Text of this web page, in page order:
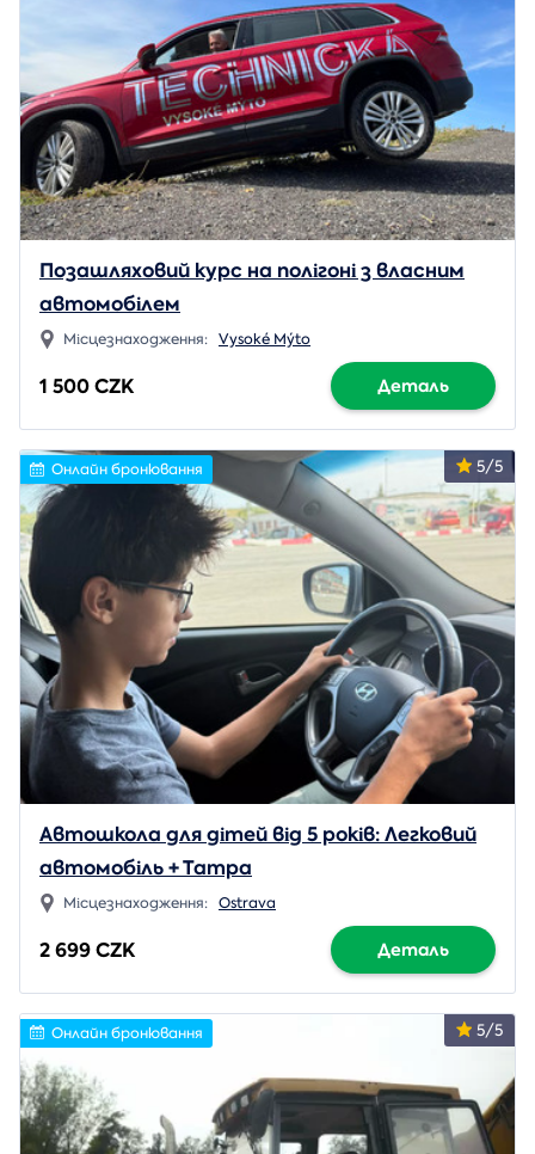
Позашляховий курс на полігоні з власним
автомобілем
Місцезнаходження: Vysoké Mýto
1 500 CZK Деталь
5/5
Онлайн бронювання
Автошкола для дітей від 5 років: Легковий
автомобіль + Татра
Місцезнаходження: Ostrava
2 699 CZK Деталь
5/5
Онлайн бронювання